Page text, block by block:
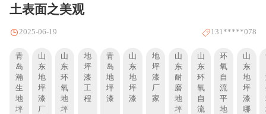
土表面之美观
2025-06-19 131*****078
青
岛
瀚
生
地
坪
山
东
地
坪
漆
厂
山
东
环
氧
地
坪
地
坪
漆
工
程
青
岛
地
坪
漆
山
东
地
坪
漆
地
坪
漆
厂
家
山
东
耐
磨
地
坪
山
东
环
氧
自
流
环
氧
自
流
平
地
山
东
地
坪
漆
哪